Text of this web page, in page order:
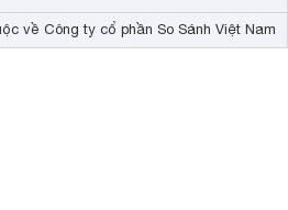
về Công ty cổ phần So Sánh Việt Nam